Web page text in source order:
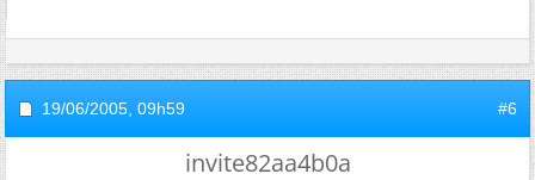
19/06/2005, 09h59 #6
invite82aa4b0a